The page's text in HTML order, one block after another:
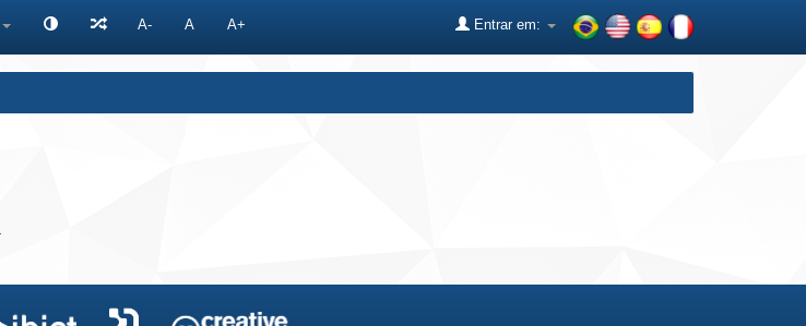
A- A A+ Entrar em: